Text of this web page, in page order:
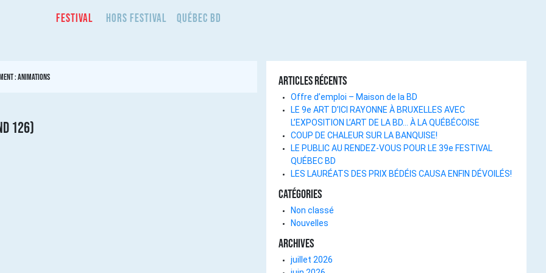
Festival Hors Festival Québec BD
:Animations
126)
Articles récents
Offre d’emploi – Maison de la BD
LE 9e ART D’ICI RAYONNE À BRUXELLES AVEC
L’EXPOSITION L’ART DE LA BD… À LA QUÉBÉCOISE
COUP DE CHALEUR SUR LA BANQUISE!
LE PUBLIC AU RENDEZ-VOUS POUR LE 39e FESTIVAL
QUÉBEC BD
LES LAURÉATS DES PRIX BÉDÉIS CAUSA ENFIN DÉVOILÉS!
Catégories
Non classé
Nouvelles
Archives
juillet 2026